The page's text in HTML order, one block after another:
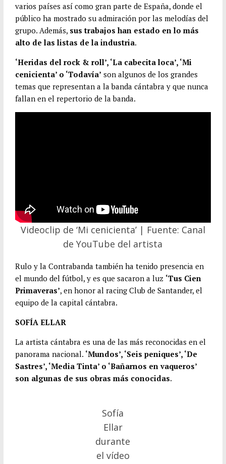
varios países así como gran parte de España, donde el
público ha mostrado su admiración por las melodías del
grupo. Además, sus trabajos han estado en lo más
alto de las listas de la industria.
‘Heridas del rock & roll’, ‘La cabecita loca’, ‘Mi
cenicienta’ o ‘Todavía’ son algunos de los grandes
temas que representan a la banda cántabra y que nunca
fallan en el repertorio de la banda.
Videoclip de ‘Mi cenicienta’ | Fuente: Canal
de YouTube del artista
Rulo y la Contrabanda también ha tenido presencia en
el mundo del fútbol, y es que sacaron a luz ‘Tus Cien
Primaveras’, en honor al racing Club de Santander, el
equipo de la capital cántabra.
SOFÍA ELLAR
La artista cántabra es una de las más reconocidas en el
panorama nacional. ‘Mundos’, ‘Seis peniques’, ‘De
Sastres’, ‘Media Tinta’ o ‘Bañarnos en vaqueros’
son algunas de sus obras más conocidas.
Sofía
Ellar
durante
el vídeo